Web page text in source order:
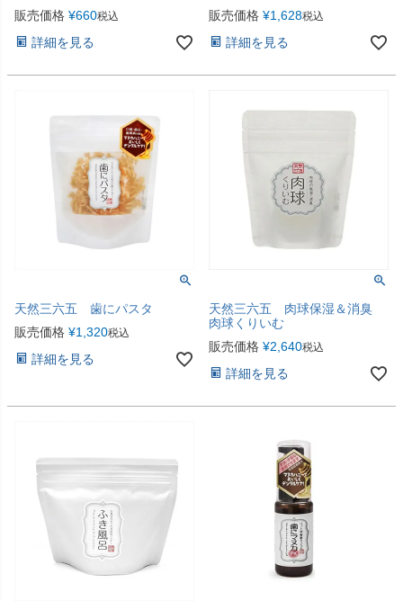
販売価格 ¥660税込
詳細を見る
販売価格 ¥1,628税込
詳細を見る
天然三六五 歯にパスタ
販売価格 ¥1,320税込
詳細を見る
天然三六五 肉球保湿＆消臭
肉球くりいむ
販売価格 ¥2,640税込
詳細を見る